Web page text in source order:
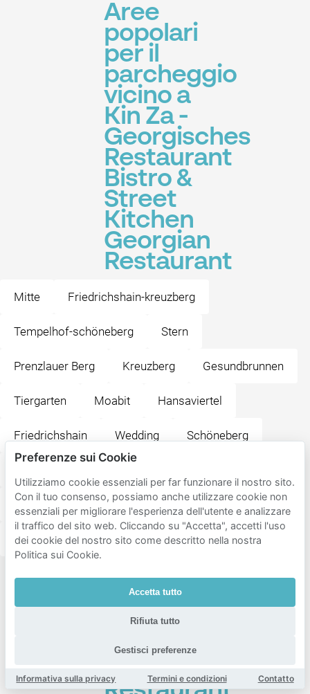
Aree
popolari
per il
parcheggio
vicino a
Kin Za -
Georgisches
Restaurant
Bistro &
Street
Kitchen
Georgian
Restaurant
Mitte Friedrichshain-kreuzberg
Tempelhof-schöneberg Stern
Prenzlauer Berg Kreuzberg Gesundbrunnen
Tiergarten Moabit Hansaviertel
Friedrichshain Wedding Schöneberg
Weissensee Niederschönhausen Tempelhof
Charlottenburg
Destinazioni
popolari
vicino a
Kin Za -
Georgisches
Preferenze sui Cookie
Utilizziamo cookie essenziali per far funzionare il nostro sito.
Con il tuo consenso, possiamo anche utilizzare cookie non
essenziali per migliorare l'esperienza dell'utente e analizzare
il traffico del sito web. Cliccando su "Accetta", accetti l'uso
dei cookie del nostro sito come descritto nella nostra
Politica sui Cookie.
Accetta tutto
Rifiuta tutto
Gestisci preferenze
Informativa sulla privacy Termini e condizioni Contatto